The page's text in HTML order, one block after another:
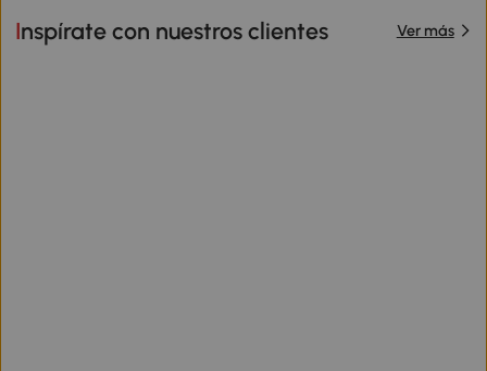
Inspírate con nuestros clientes Ver más